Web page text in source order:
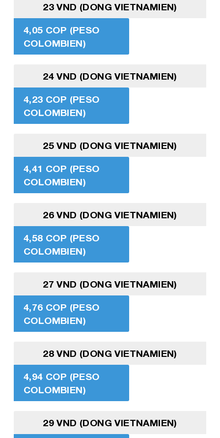
23 VND (DONG VIETNAMIEN)
4,05 COP (PESO
COLOMBIEN)
24 VND (DONG VIETNAMIEN)
4,23 COP (PESO
COLOMBIEN)
25 VND (DONG VIETNAMIEN)
4,41 COP (PESO
COLOMBIEN)
26 VND (DONG VIETNAMIEN)
4,58 COP (PESO
COLOMBIEN)
27 VND (DONG VIETNAMIEN)
4,76 COP (PESO
COLOMBIEN)
28 VND (DONG VIETNAMIEN)
4,94 COP (PESO
COLOMBIEN)
29 VND (DONG VIETNAMIEN)